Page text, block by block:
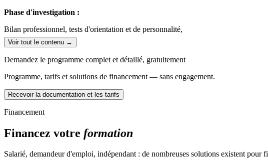
Phase d'investigation :
Bilan professionnel, tests d'orientation et de personnalité,
Analyse du parcours professionnel,
Exploration des valeurs, besoins, motivations et personnalité,
Réflexion autour des métiers et typologies de carrière possibles.
Analyse métier /marché et recherches documentaires,
Exploration des voies d'évolution professionnelle possibles,
Identification des « possibles », définition et construction du projet et du plan
Phase de conclusion :
Présentation et analyse du projet,
Mise en œuvre du projet, modalités, et étapes pour cette mise en œuvre,
Voir tout le contenu →
Demandez le programme complet et détaillé, gratuitement
Programme, tarifs et solutions de financement — sans engagement.
Recevoir la documentation et les tarifs
Financement
Financez votre formation
Salarié, demandeur d'emploi, indépendant : de nombreuses solutions existent pour